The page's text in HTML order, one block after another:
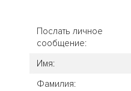
Послать личное
сообщение:
Имя:
Фамилия: